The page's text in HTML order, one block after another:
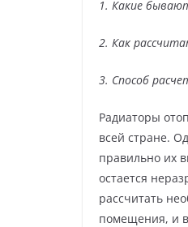
1. Какие
2. Как
3. Способ
Радиаторы
всей стране.
правильно их
остается
рассчитать
помещения, и